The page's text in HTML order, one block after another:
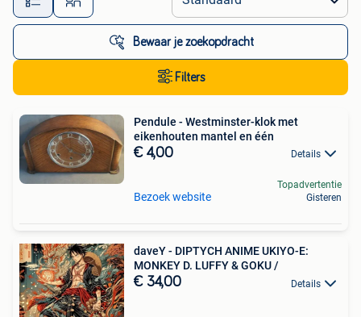
Bewaar je zoekopdracht
Filters
Pendule - Westminster-klok met
eikenhouten mantel en één
€ 4,00 Details
Bezoek website
Topadvertentie
Gisteren
daveY - DIPTYCH ANIME UKIYO-E:
MONKEY D. LUFFY & GOKU /
€ 34,00 Details